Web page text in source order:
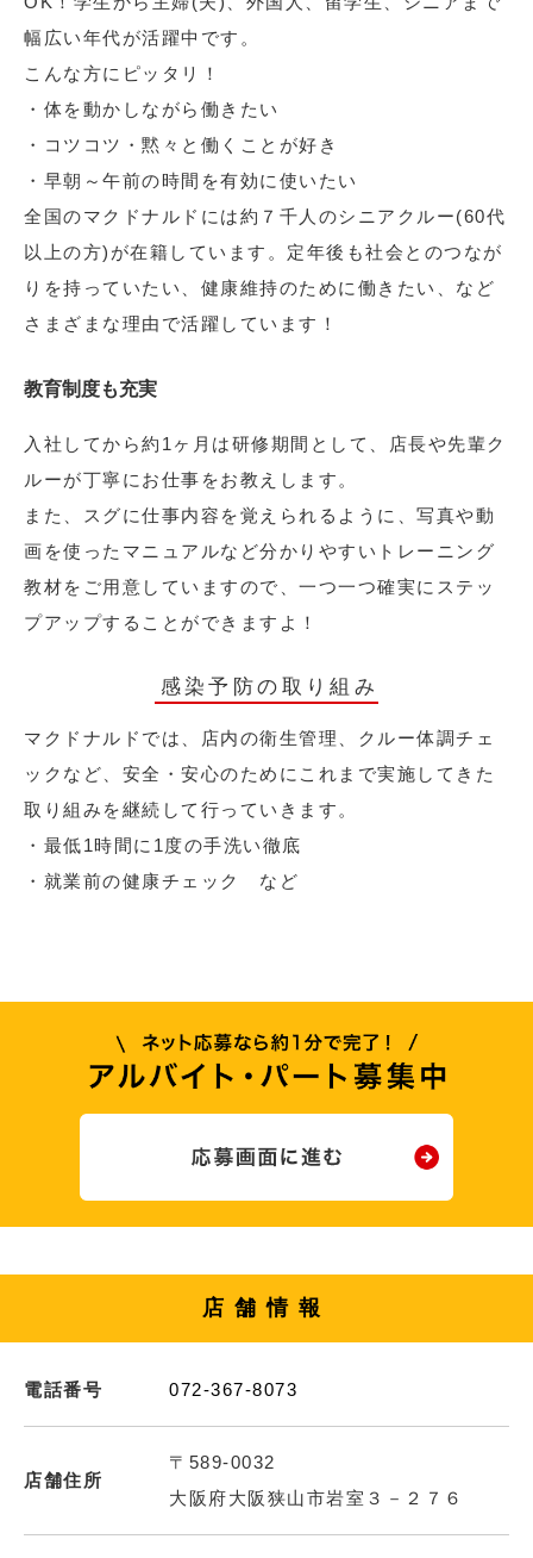
幅広い年代が活躍中です。
こんな方にピッタリ！
・体を動かしながら働きたい
・コツコツ・黙々と働くことが好き
・早朝～午前の時間を有効に使いたい
全国のマクドナルドには約７千人のシニアクルー(60代
以上の方)が在籍しています。定年後も社会とのつなが
りを持っていたい、健康維持のために働きたい、など
さまざまな理由で活躍しています！
教育制度も充実
入社してから約1ヶ月は研修期間として、店長や先輩ク
ルーが丁寧にお仕事をお教えします。
また、スグに仕事内容を覚えられるように、写真や動
画を使ったマニュアルなど分かりやすいトレーニング
教材をご用意していますので、一つ一つ確実にステッ
プアップすることができますよ！
感染予防の取り組み
マクドナルドでは、店内の衛生管理、クルー体調チェ
ックなど、安全・安心のためにこれまで実施してきた
取り組みを継続して行っていきます。
・最低1時間に1度の手洗い徹底
・就業前の健康チェック など
店舗情報
電話番号 072-367-8073
店舗住所
〒589-0032
大阪府大阪狭山市岩室３－２７６